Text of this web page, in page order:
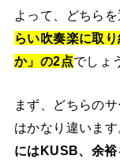
よって、どちら
らい吹奏楽に取
か」の2点でしょ
まず、どちらの
はかなり違います
にはKUSB、余裕